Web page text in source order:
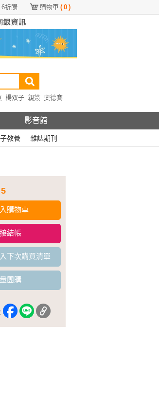
購物車 ( 0 )
6折購
楊双子 親簽 奧德賽
影音館
教養 雜誌期刊
購物車
結帳
下次購買清單
團購